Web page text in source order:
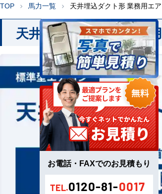
TOP chevron_right 馬力一覧 chevron_right 天井埋込ダクト形 業務用エ
天井埋込ダクト形 業務
お電話・FAXでのお見積もり
TEL.0120-81-0017